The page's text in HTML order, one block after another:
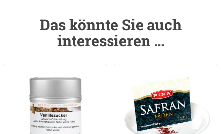
Das könnte Sie auch
interessieren …